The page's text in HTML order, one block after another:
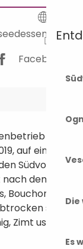
Es
Facebook Seite
mit
auf einem
Südvogesen.
dem Melken
Bouchons und
sowie
Zimt usw.